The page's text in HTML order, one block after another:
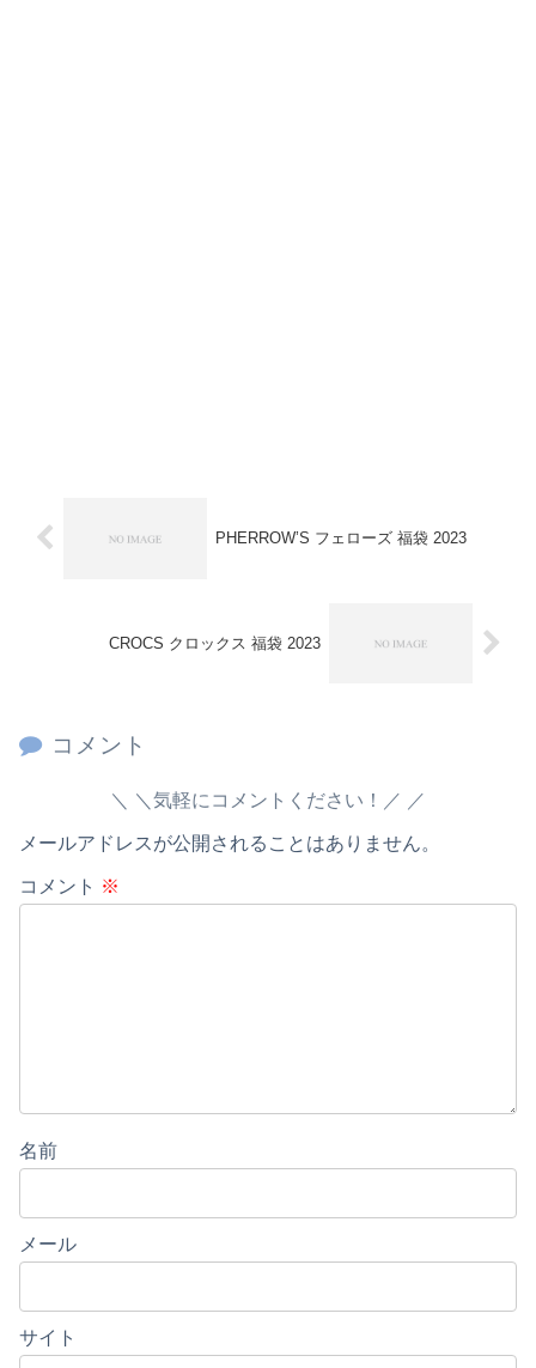
PHERROW’S フェローズ 福袋 2023
CROCS クロックス 福袋 2023
コメント
＼気軽にコメントください！／
メールアドレスが公開されることはありません。
コメント ※
名前
メール
サイト